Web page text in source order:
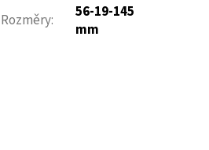
Rozměry:
56-19-145
mm